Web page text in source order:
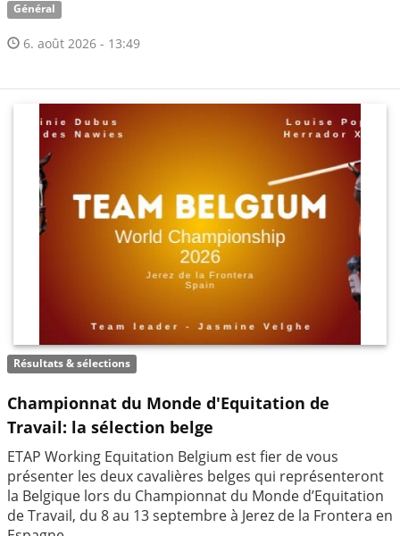
Général
6. août 2026 - 13:49
Résultats & sélections
Championnat du Monde d'Equitation de
Travail: la sélection belge
ETAP Working Equitation Belgium est fier de vous
présenter les deux cavalières belges qui représenteront
la Belgique lors du Championnat du Monde d’Equitation
de Travail, du 8 au 13 septembre à Jerez de la Frontera en